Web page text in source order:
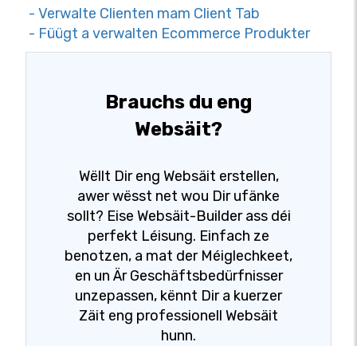
- Verwalte Clienten mam Client Tab
- Füügt a verwalten Ecommerce Produkter
Brauchs du eng
Websäit?
Wëllt Dir eng Websäit erstellen,
awer wësst net wou Dir ufänke
sollt? Eise Websäit-Builder ass déi
perfekt Léisung. Einfach ze
benotzen, a mat der Méiglechkeet,
en un Är Geschäftsbedürfnisser
unzepassen, kënnt Dir a kuerzer
Zäit eng professionell Websäit
hunn.